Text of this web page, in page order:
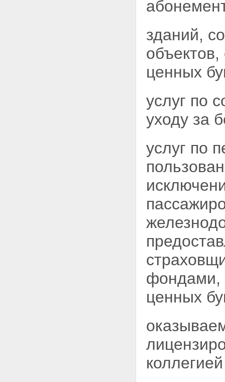
зданий,
объектов,
ценных
услуг по
уходу за
услуг по
фондами,
ценных